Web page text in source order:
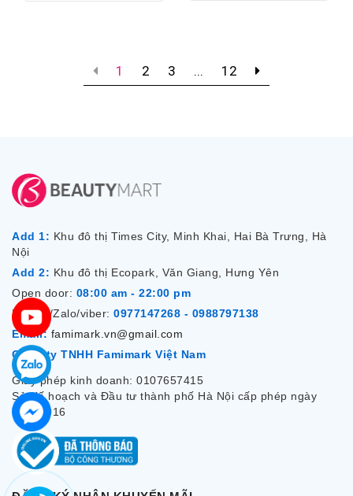
1 2 3 ... 12
Add 1: Khu đô thị Times City, Minh Khai, Hai Bà Trưng, Hà
Nội
Add 2: Khu đô thị Ecopark, Văn Giang, Hưng Yên
Open door: 08:00 am - 22:00 pm
Hotline/Zalo/viber: 0977147268 - 0988797138
Email: famimark.vn@gmail.com
Công ty TNHH Famimark Việt Nam
Giấy phép kinh doanh: 0107657415
Sở Kế hoạch và Đầu tư thành phố Hà Nội cấp phép ngày
7/12/2016